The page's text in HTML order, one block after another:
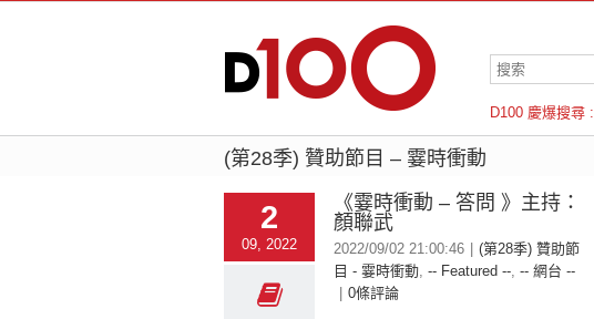
D100 慶爆搜尋 :
羅倫斯
(第28季) 贊助節目 – 霎時衝動
2
09, 2022
《霎時衝動 – 答問 》主持：
顏聯武
2022/09/02 21:00:46
(第28季) 贊助節
目 - 霎時衝動, -- Featured --, -- 網台 --
0條評論